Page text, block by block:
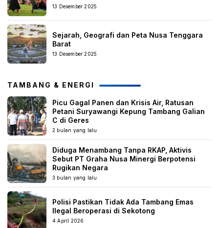
13 Desember 2025
Sejarah, Geografi dan Peta Nusa Tenggara
Barat
13 Desember 2025
TAMBANG & ENERGI
Picu Gagal Panen dan Krisis Air, Ratusan
Petani Suryawangi Kepung Tambang Galian
C di Geres
2 bulan yang lalu
Diduga Menambang Tanpa RKAP, Aktivis
Sebut PT Graha Nusa Minergi Berpotensi
Rugikan Negara
3 bulan yang lalu
Polisi Pastikan Tidak Ada Tambang Emas
Ilegal Beroperasi di Sekotong
4 April 2026